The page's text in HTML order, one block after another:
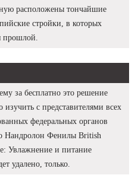
расположены тончайшие
стройки, в которых
прошлой.
за бесплатно это решение
изучить с представителями всех
федеральных органов
Нандролон Фенилы British
Увлажнение и питание
удалено, только.